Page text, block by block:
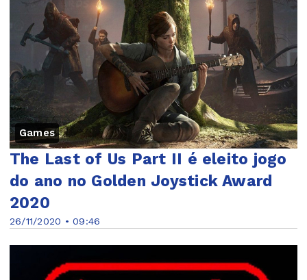
Games
26/11/2020 • 09:46
The Last of Us Part II é eleito jogo
do ano no Golden Joystick Award
2020